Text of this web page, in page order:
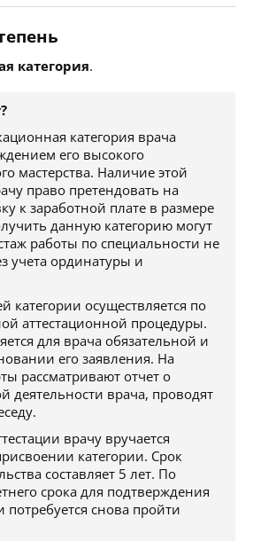
категория.
категория врача
его высокого
мастерства. Наличие этой
право претендовать на
к заработной плате в размере
данную категорию могут
работы по специальности не
учета ординатуры и
категории осуществляется по
аттестационной процедуры.
для врача обязательной и
его заявления. На
рассматривают отчет о
деятельности врача, проводят
врачу вручается
категории. Срок
составляет 5 лет. По
срока для подтверждения
снова пройти